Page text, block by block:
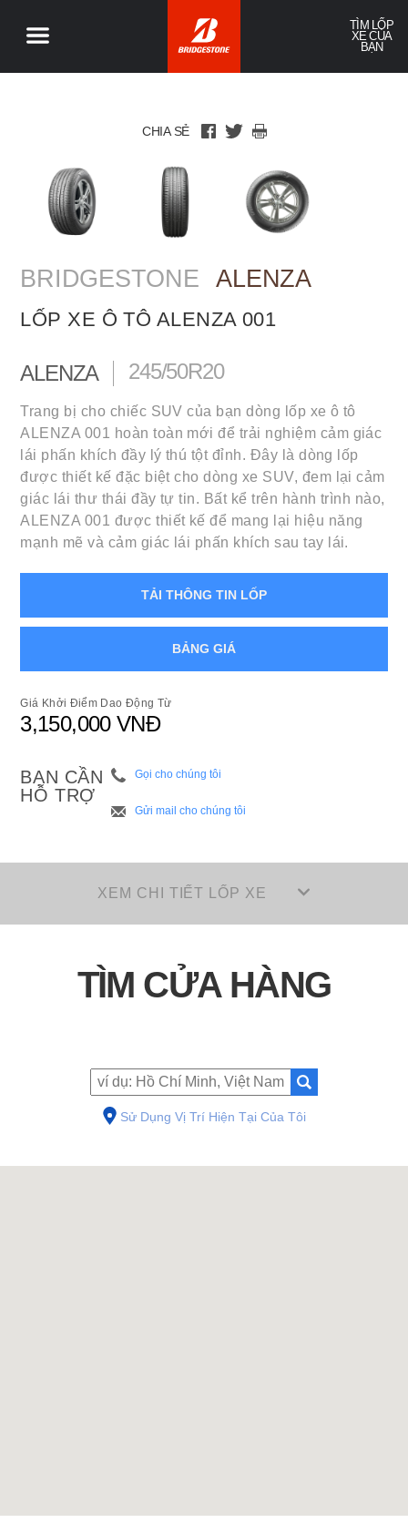
TÌM LỐP
XE CỦA
BẠN
CHIA SẺ
BRIDGESTONE ALENZA
LỐP XE Ô TÔ ALENZA 001
ALENZA 245/50R20
Trang bị cho chiếc SUV của bạn dòng lốp xe ô tô
ALENZA 001 hoàn toàn mới để trải nghiệm cảm giác
lái phấn khích đầy lý thú tột đỉnh. Đây là dòng lốp
được thiết kế đặc biệt cho dòng xe SUV, đem lại cảm
giác lái thư thái đầy tự tin. Bất kể trên hành trình nào,
ALENZA 001 được thiết kế để mang lại hiệu năng
mạnh mẽ và cảm giác lái phấn khích sau tay lái.
TẢI THÔNG TIN LỐP
BẢNG GIÁ
Giá Khởi Điểm Dao Động Từ
3,150,000 VNĐ
BẠN CẦN
HỖ TRỢ
Gọi cho chúng tôi
Gửi mail cho chúng tôi
XEM CHI TIẾT LỐP XE
TÌM CỬA HÀNG
Sử Dụng Vị Trí Hiện Tại Của Tôi